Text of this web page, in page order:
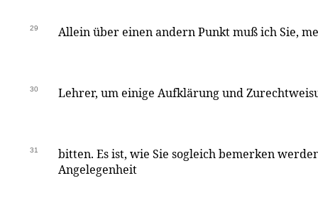
29 Allein über einen andern Punkt muß ich Sie,
30 Lehrer, um einige Aufklärung und
31
bitten. Es ist, wie Sie sogleich bemerken
Angelegenheit